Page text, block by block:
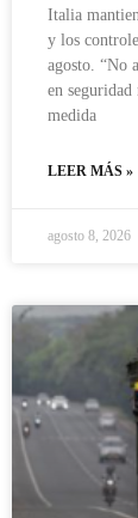
Italia
y los
agosto. “No
en
medida
LEER MÁS »
agosto 8, 2026